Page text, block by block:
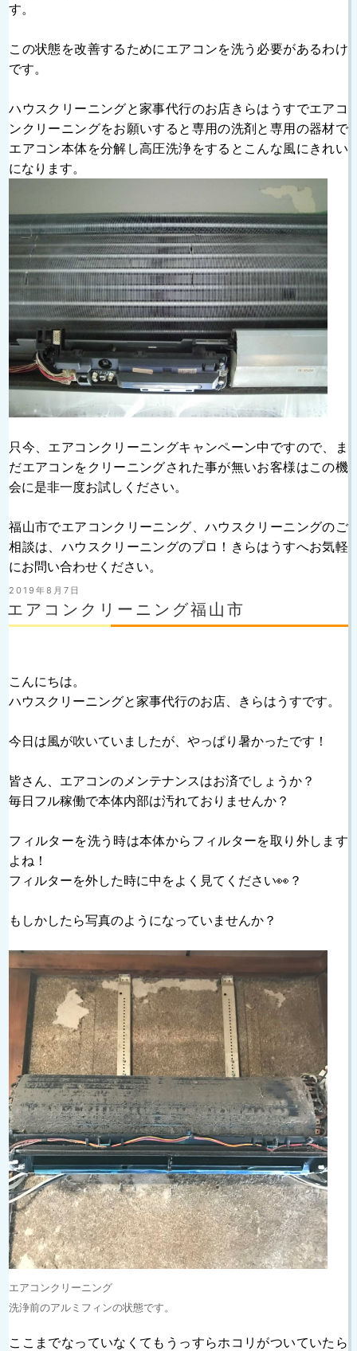
す。
この状態を改善するためにエアコンを洗う必要があるわけ
です。
ハウスクリーニングと家事代行のお店きらはうすでエアコ
ンクリーニングをお願いすると専用の洗剤と専用の器材で
エアコン本体を分解し高圧洗浄をするとこんな風にきれい
になります。
只今、エアコンクリーニングキャンペーン中ですので、ま
だエアコンをクリーニングされた事が無いお客様はこの機
会に是非一度お試しください。
福山市でエアコンクリーニング、ハウスクリーニングのご
相談は、ハウスクリーニングのプロ！きらはうすへお気軽
にお問い合わせください。
投
日:
2019年8月7日
エアコンクリーニング福山市
こんにちは。
ハウスクリーニングと家事代行のお店、きらはうすです。
今日は風が吹いていましたが、やっぱり暑かったです！
皆さん、エアコンのメンテナンスはお済でしょうか？
毎日フル稼働で本体内部は汚れておりませんか？
フィルターを洗う時は本体からフィルターを取り外します
よね！
フィルターを外した時に中をよく見てください👀？
もしかしたら写真のようになっていませんか？
エアコンクリーニング
洗浄前のアルミフィンの状態です。
ここまでなっていなくてもうっすらホコリがついていたら